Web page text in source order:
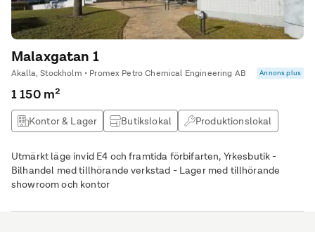
Malaxgatan 1
Akalla, Stockholm • Promex Petro Chemical Engineering AB Annons plus
1 150 m²
Kontor & Lager Butikslokal
Produktionslokal
Utmärkt läge invid E4 och framtida förbifarten, Yrkesbutik -
Bilhandel med tillhörande verkstad - Lager med tillhörande
showroom och kontor